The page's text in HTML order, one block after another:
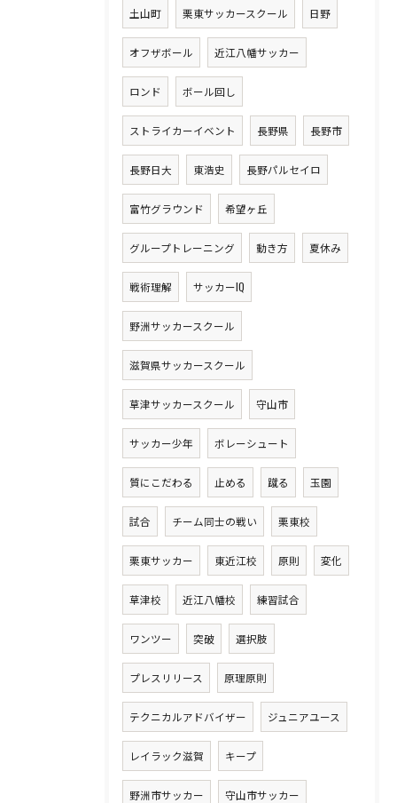
土山町 栗東サッカースクール 日野
オフザボール 近江八幡サッカー
ロンド ボール回し
ストライカーイベント 長野県 長野市
長野日大 東浩史 長野パルセイロ
富竹グラウンド 希望ヶ丘
グループトレーニング 動き方 夏休み
戦術理解 サッカーIQ
野洲サッカースクール
滋賀県サッカースクール
草津サッカースクール 守山市
サッカー少年 ボレーシュート
質にこだわる 止める 蹴る 玉園
試合 チーム同士の戦い 栗東校
栗東サッカー 東近江校 原則 変化
草津校 近江八幡校 練習試合
ワンツー 突破 選択肢
プレスリリース 原理原則
テクニカルアドバイザー ジュニアユース
レイラック滋賀 キープ
野洲市サッカー 守山市サッカー